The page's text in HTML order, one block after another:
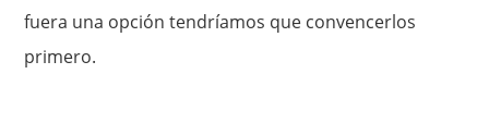
fuera una opción tendríamos que convencerlos
primero.